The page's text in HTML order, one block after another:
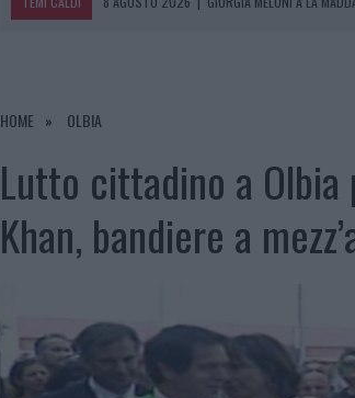
8 AGOSTO 2026
8 AGOSTO 2026
| JOVANOTTI, GABRY PONTE E ALFA: OLBIA
HOME OLBIA
Lutto cittadino a Olbia
Khan, bandiere a